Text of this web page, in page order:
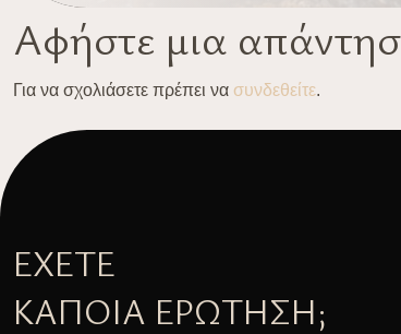
Αφήστε μια
Για να σχολιάσετε πρέπει να συνδεθείτε.
ΈΧΕΤΕ
ΚΆΠΟΙΑ ΕΡΏΤΗΣΗ;